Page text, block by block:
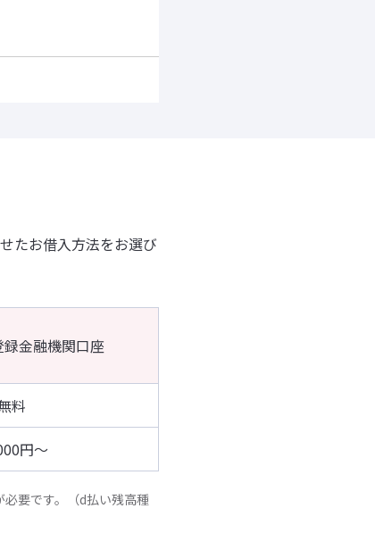
たお借入方法をお選び
録金融機関口座
料
円～
要です。（d払い残高種